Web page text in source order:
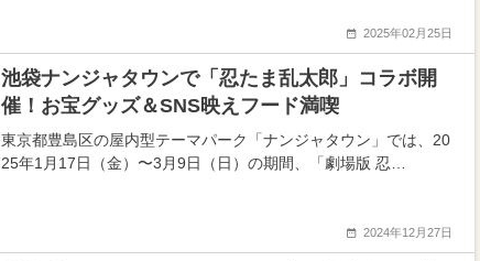
2025年02月25日
池袋ナンジャタウンで「忍たま乱太郎」コラボ開
催！お宝グッズ＆SNS映えフード満喫
東京都豊島区の屋内型テーマパーク「ナンジャタウン」では、20
25年1月17日（金）〜3月9日（日）の期間、「劇場版 忍…
2024年12月27日